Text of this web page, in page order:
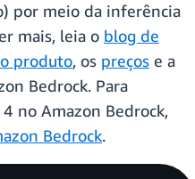
por meio da inferência
mais, leia o blog de
produto, os preços e a
Bedrock. Para
no Amazon Bedrock,
Bedrock.